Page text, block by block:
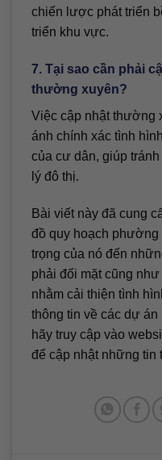
chiến lược phát triển
triển khu vực.
7. Tại sao cần phải
thường xuyên?
Việc cập nhật thường
ánh chính xác tình
của cư dân, giúp
lý đô thị.
Bài viết này đã cung
đồ quy hoạch phường
trọng của nó đến
phải đối mặt cũng
nhằm cải thiện tình
thông tin về các dự án
hãy truy cập vào
để cập nhật những tin